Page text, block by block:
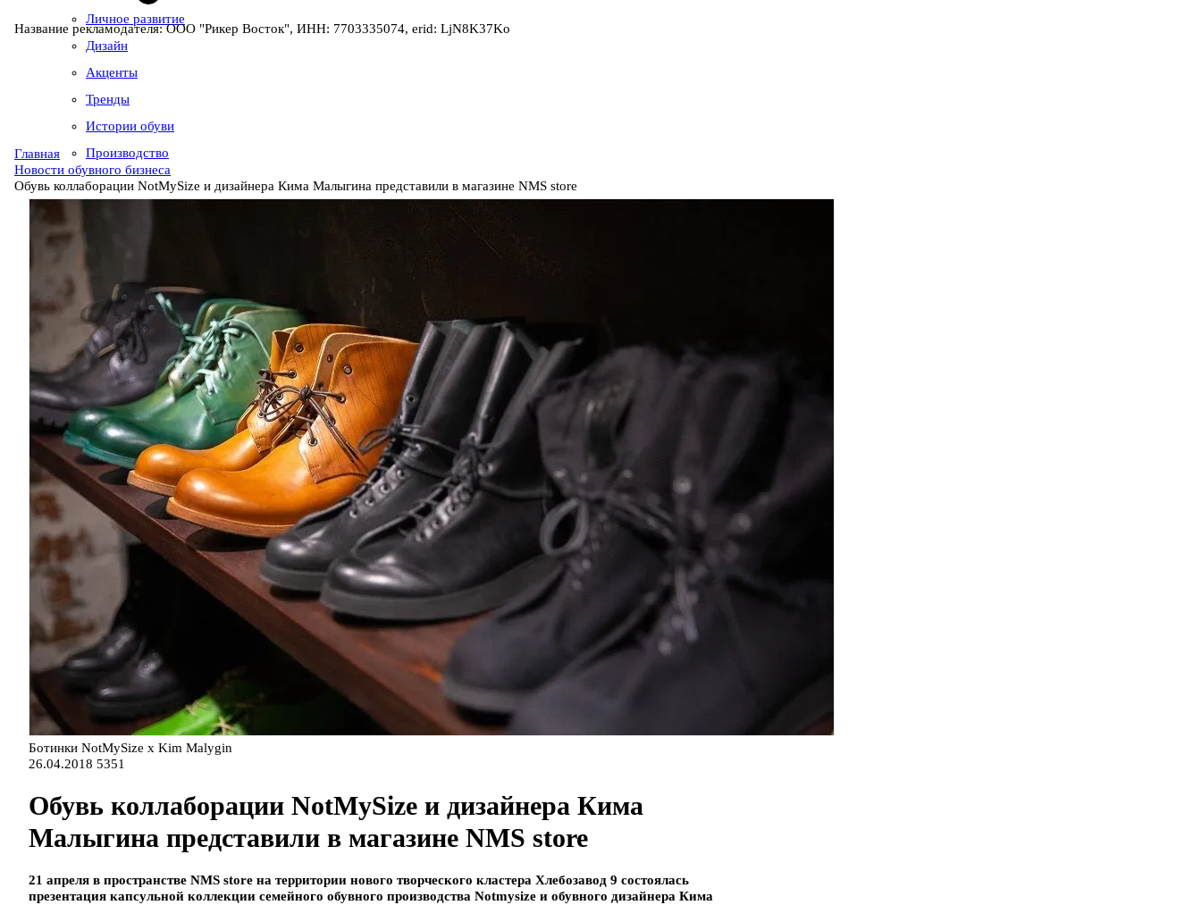
Личное развитие
Дизайн
Акценты
Тренды
Истории обуви
Производство
Название рекламодателя: ООО "Рикер Восток", ИНН: 7703335074, erid: LjN8K37Ko
Главная
Новости обувного бизнеса
Обувь коллаборации NotMySize и дизайнера Кима Малыгина представили в магазине NMS store
Ботинки NotMySize х Kim Malygin
26.04.2018 5351
Обувь коллаборации NotMySize и дизайнера Кима
Малыгина представили в магазине NMS store
21 апреля в пространстве NMS store на территории нового творческого кластера Хлебозавод 9 состоялась
презентация капсульной коллекции семейного обувного производства Notmysize и обувного дизайнера Кима